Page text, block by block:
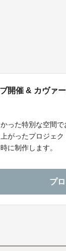
開催 & カヴァ
った特別な空間
がったプロジェ
に制作します。
プ